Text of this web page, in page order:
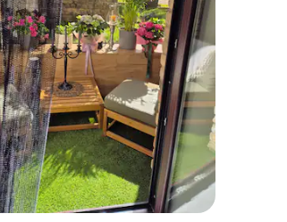
média de 5, 384 avaliações